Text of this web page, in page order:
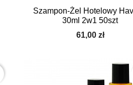
Szampon-Żel Hotelowy
30ml 2w1 50szt
61,00 zł
Szybki podgląd